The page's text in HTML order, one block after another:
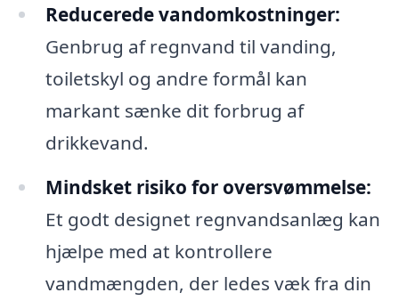
Reducerede vandomkostninger:
Genbrug af regnvand til vanding,
toiletskyl og andre formål kan
markant sænke dit forbrug af
drikkevand.
Mindsket risiko for oversvømmelse:
Et godt designet regnvandsanlæg kan
hjælpe med at kontrollere
vandmængden, der ledes væk fra din